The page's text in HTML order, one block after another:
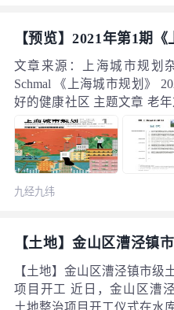
【预览】2021年第1期《
文章来源：上海城市规划
Schmal 《上海城市规划》
好的健康社区 主题文章 老
验与启示 The International
Building Age-friendly Healthy
九经九纬
【土地】金山区漕泾镇
【土地】金山区漕泾镇市级
项目开工 近日，金山区漕